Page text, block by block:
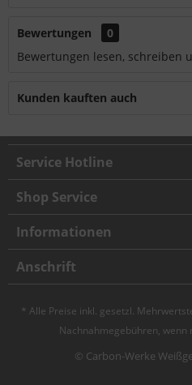
Bewertungen
0
Bewertungen lesen, schreiben
Kunden kauften auch
Service Hotline
Shop Service
Informationen
Anschrift
* Alle Preise inkl. gesetzl.
Nachnahmegebühren, wenn
© Carbon-Werke